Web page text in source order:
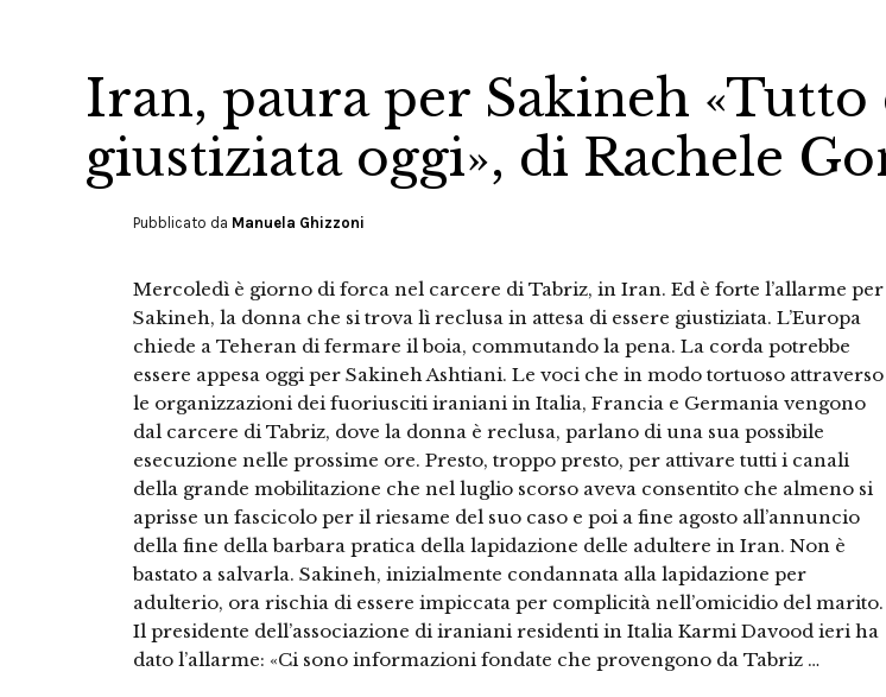
Iran, paura per Sakineh «Tutto
giustiziata oggi», di Rachele
Pubblicato da Manuela Ghizzoni
Mercoledì è giorno di forca nel carcere di Tabriz, in Iran. Ed è forte l’allarme per
Sakineh, la donna che si trova lì reclusa in attesa di essere giustiziata. L’Europa
chiede a Teheran di fermare il boia, commutando la pena. La corda potrebbe
essere appesa oggi per Sakineh Ashtiani. Le voci che in modo tortuoso attraverso
le organizzazioni dei fuoriusciti iraniani in Italia, Francia e Germania vengono
dal carcere di Tabriz, dove la donna è reclusa, parlano di una sua possibile
esecuzione nelle prossime ore. Presto, troppo presto, per attivare tutti i canali
della grande mobilitazione che nel luglio scorso aveva consentito che almeno si
aprisse un fascicolo per il riesame del suo caso e poi a fine agosto all’annuncio
della fine della barbara pratica della lapidazione delle adultere in Iran. Non è
bastato a salvarla. Sakineh, inizialmente condannata alla lapidazione per
adulterio, ora rischia di essere impiccata per complicità nell’omicidio del marito.
Il presidente dell’associazione di iraniani residenti in Italia Karmi Davood ieri ha
dato l’allarme: «Ci sono informazioni fondate che provengono da Tabriz …